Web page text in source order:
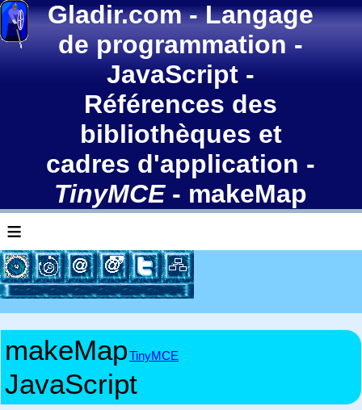
Gladir.com-Langage
de programmation-
JavaScript -
Références des
bibliothèques et
cadres d'application -
TinyMCE- makeMap
≡
makeMapTinyMCE
JavaScript